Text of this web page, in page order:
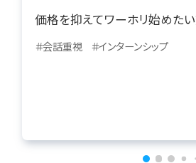
価格を抑えてワーホリ始めた
＃会話重視 ＃インターンシップ